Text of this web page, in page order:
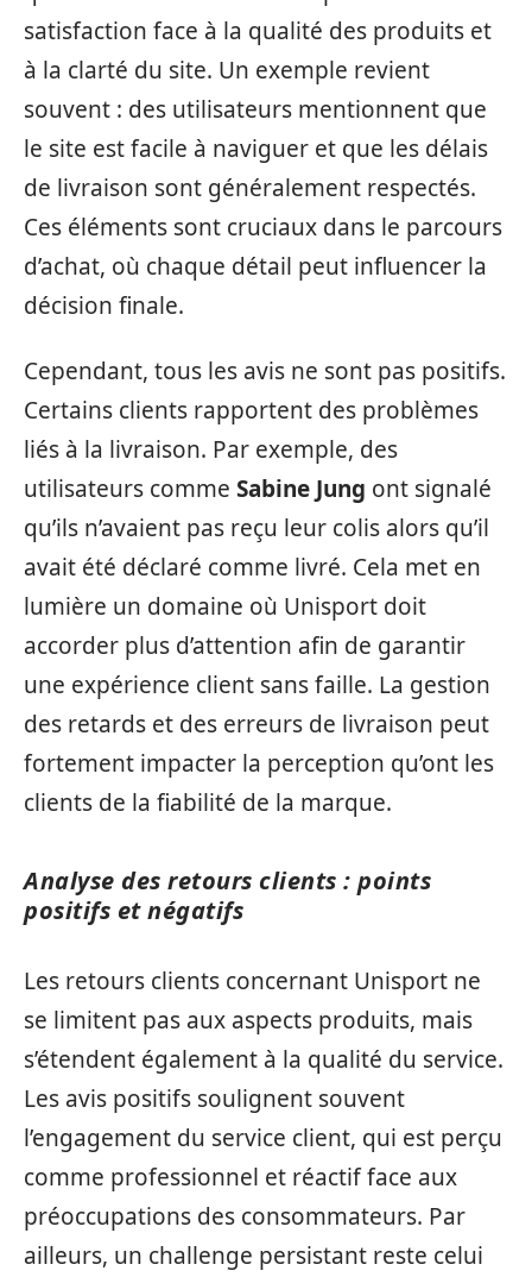
satisfaction face à la qualité des produits et
à la clarté du site. Un exemple revient
souvent : des utilisateurs mentionnent que
le site est facile à naviguer et que les délais
de livraison sont généralement respectés.
Ces éléments sont cruciaux dans le parcours
d’achat, où chaque détail peut influencer la
décision finale.
Cependant, tous les avis ne sont pas positifs.
Certains clients rapportent des problèmes
liés à la livraison. Par exemple, des
utilisateurs comme Sabine Jung ont signalé
qu’ils n’avaient pas reçu leur colis alors qu’il
avait été déclaré comme livré. Cela met en
lumière un domaine où Unisport doit
accorder plus d’attention afin de garantir
une expérience client sans faille. La gestion
des retards et des erreurs de livraison peut
fortement impacter la perception qu’ont les
clients de la fiabilité de la marque.
Analyse des retours clients : points
positifs et négatifs
Les retours clients concernant Unisport ne
se limitent pas aux aspects produits, mais
s’étendent également à la qualité du service.
Les avis positifs soulignent souvent
l’engagement du service client, qui est perçu
comme professionnel et réactif face aux
préoccupations des consommateurs. Par
ailleurs, un challenge persistant reste celui